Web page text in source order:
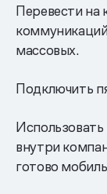
Перевести на
массовых.
Подключить
внутри
готово